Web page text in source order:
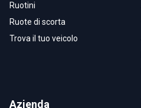
Ruotini
Ruote di scorta
Trova il tuo veicolo
Azienda